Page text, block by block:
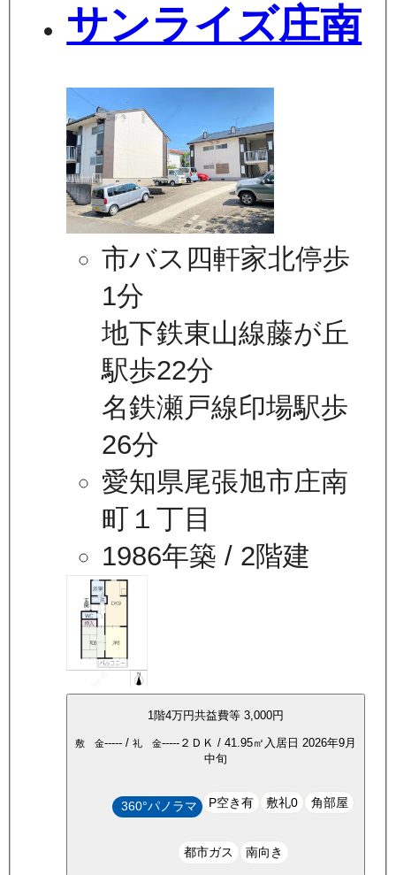
サンライズ庄南
市バス四軒家北停歩
1分
地下鉄東山線藤が丘
駅歩22分
名鉄瀬戸線印場駅歩
26分
愛知県尾張旭市庄南
町１丁目
1986年築 / 2階建
1 階4万円共益費等 3,000円
敷 金----- / 礼 金----- ２ＤＫ / 41.95㎡ 入居日 2026年9月
中旬
360°パノラマ P空き有 敷礼0 角部屋
都市ガス 南向き